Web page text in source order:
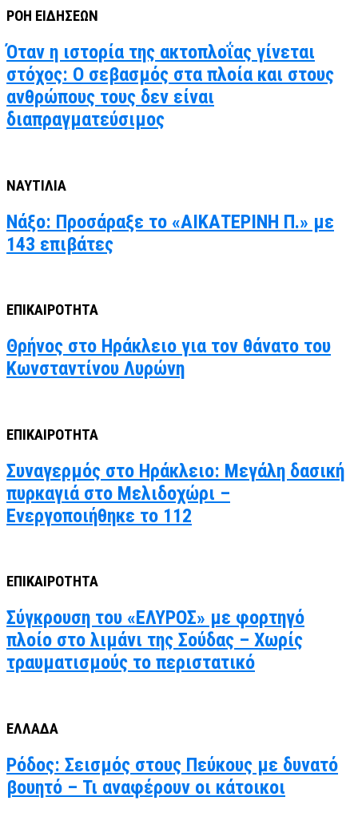
ΡΟΗ ΕΙΔΗΣΕΩΝ
Όταν η ιστορία της ακτοπλοΐας γίνεται
στόχος: Ο σεβασμός στα πλοία και στους
ανθρώπους τους δεν είναι
διαπραγματεύσιμος
ΝΑΥΤΙΛΙΑ
Νάξο: Προσάραξε το «ΑΙΚΑΤΕΡΙΝΗ Π.» με
143 επιβάτες
ΕΠΙΚΑΙΡΟΤΗΤΑ
Θρήνος στο Ηράκλειο για τον θάνατο του
Κωνσταντίνου Λυρώνη
ΕΠΙΚΑΙΡΟΤΗΤΑ
Συναγερμός στο Ηράκλειο: Μεγάλη δασική
πυρκαγιά στο Μελιδοχώρι –
Ενεργοποιήθηκε το 112
ΕΠΙΚΑΙΡΟΤΗΤΑ
Σύγκρουση του «ΕΛΥΡΟΣ» με φορτηγό
πλοίο στο λιμάνι της Σούδας – Χωρίς
τραυματισμούς το περιστατικό
ΕΛΛΑΔΑ
Ρόδος: Σεισμός στους Πεύκους με δυνατό
βουητό – Τι αναφέρουν οι κάτοικοι